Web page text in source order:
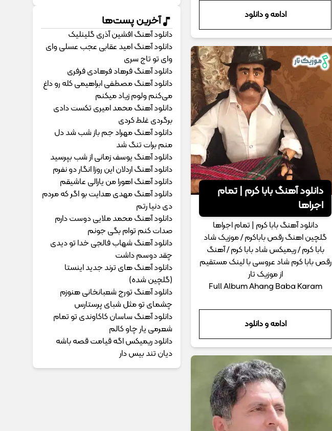
ادامه و دانلود
دانلود آهنگ بابا کرم | تمام
اجراها
دانلود آهنگ بابا کرم | تمام اجراها
گلچین اهنگ رقص باباکرم / موزیک شاد
بابا کرم / ریمیکس شاد بابا کرم / آهنگ
رقص بابا کرم شاد عروسی با لینک مستقیم
از موزیک تار
Full Album Ahang Baba Karam
ادامه و دانلود
آخرین پست‌ها
دانلود آهنگ افشین آذری گلینلیک
دانلود آهنگ امید عقابی عجب عسلی وای
وای تو تاج سری
دانلود آهنگ فرهاد فرهادی فرفری
دانلود آهنگ مصطفی ابراهیمی کله رو داغ
می‌کنم ولوم زیاد میکنم
دانلود آهنگ محمد امیری ﺗﻜﺴﺖ دادی
ﺑﺮﮔﺮدی ﻏﻠﻄ ﻛﺮدی
دانلود آهنگ مهراد جم ﺑﺎز ﺷﺐ ﺷﺪ دل
ﻣﻨﻢ ﺑﺮات ﺗﻨﮓ ﺷﺪ
دانلود آهنگ یوسف زمانی از شب بپرسید
دانلود آهنگ اردلان این روزا انگار دو نفرم
دانلود آهنگ اهورا من یارالی عاشیقم
دانلود آهنگ مهدی هدایت بو اگر که مردم
دی دنیا رتم
دانلود آهنگ محمد ملایی دوﺳﺖ دارم
ﺻﺪات ﻛﻨﻢ ﺗﻮام ﺑﮕﻰ ﺟﻮﻧﻢ
دانلود آهنگ شهاب فالجی خدا تو دیدی
چقد دوسم داشت
دانلود آهنگ های ترند جدید اینستا
(گلچین شده)
دانلود آهنگ تورج شعبانخانی هنوزم
چشمای تو مثل شبای پرستارس
دانلود آهنگ ساسان کاکاوندی تو تمام
شعرمی یار چاو کالم
دانلود ریمیکس اگه قیامت قصه باشه
دیان تند بیس دار